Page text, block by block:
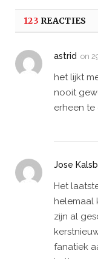
123 REACTIES
astrid on
het lijkt
nooit
erheen te
Jose
Het
helemaal
zijn al
fanatiek